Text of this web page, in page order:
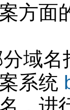
方面
域
系统